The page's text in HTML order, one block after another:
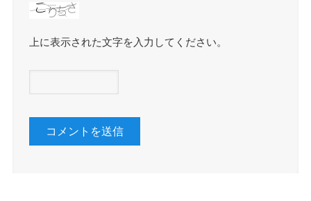
上に表示された文字を入力してください。